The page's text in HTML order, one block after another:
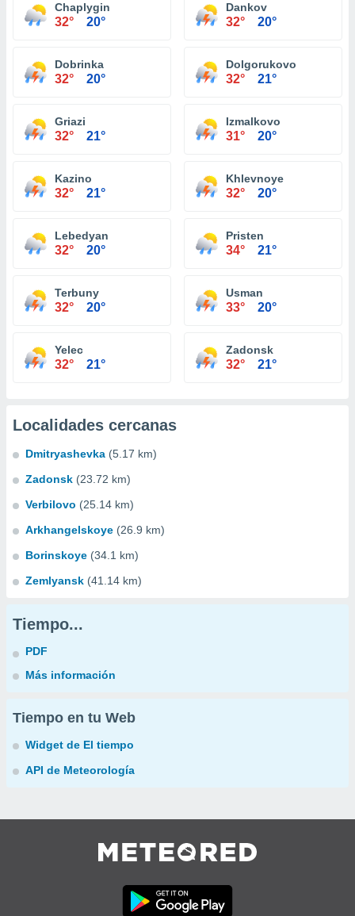
Chaplygin
32° 20°
Dankov
32° 20°
Dobrinka
32° 20°
Dolgorukovo
32° 21°
Griazi
32° 21°
Izmalkovo
31° 20°
Kazino
32° 21°
Khlevnoye
32° 20°
Lebedyan
32° 20°
Pristen
34° 21°
Terbuny
32° 20°
Usman
33° 20°
Yelec
32° 21°
Zadonsk
32° 21°
Localidades cercanas
Dmitryashevka (5.17 km)
Zadonsk (23.72 km)
Verbilovo (25.14 km)
Arkhangelskoye (26.9 km)
Borinskoye (34.1 km)
Zemlyansk (41.14 km)
Tiempo...
PDF
Más información
Tiempo en tu Web
Widget de El tiempo
API de Meteorología